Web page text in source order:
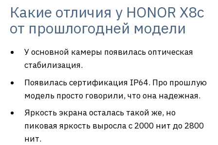
Какие отличия у HONOR X8с
от прошлогодней модели
У основной камеры появилась оптическая
стабилизация.
Появилась сертификация IP64. Про прошлую
модель просто говорили, что она надежная.
Яркость экрана осталась такой же, но
пиковая яркость выросла с 2000 нит до 2800
нит.